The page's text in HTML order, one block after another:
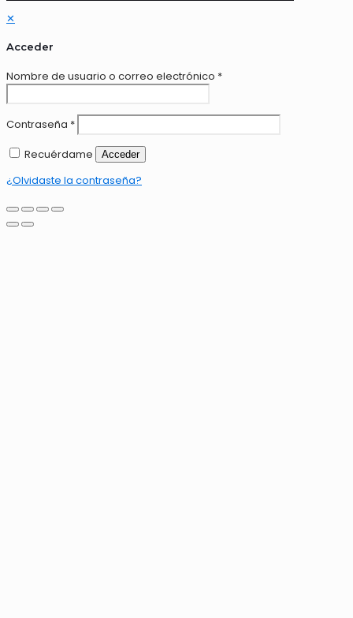
✕
Acceder
Nombre de usuario o correo electrónico *
Contraseña *
Recuérdame
Acceder
¿Olvidaste la contraseña?